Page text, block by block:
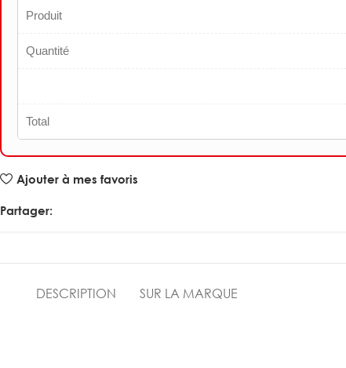
Produit
Quantité
Total
Ajouter à mes favoris
Partager:
DESCRIPTION SUR LA MARQUE